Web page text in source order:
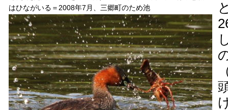
はひながいる＝2008年7月、三郷町のため池